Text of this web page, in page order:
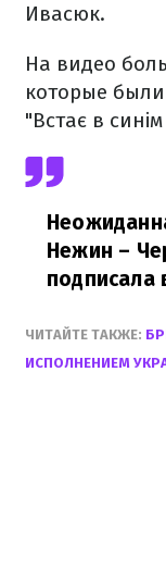
Ивасюк.
На видео
которые
"Встає в
Нежин –
подписала
ЧИТАЙТЕ ТАКЖЕ:
ИСПОЛНЕНИЕМ